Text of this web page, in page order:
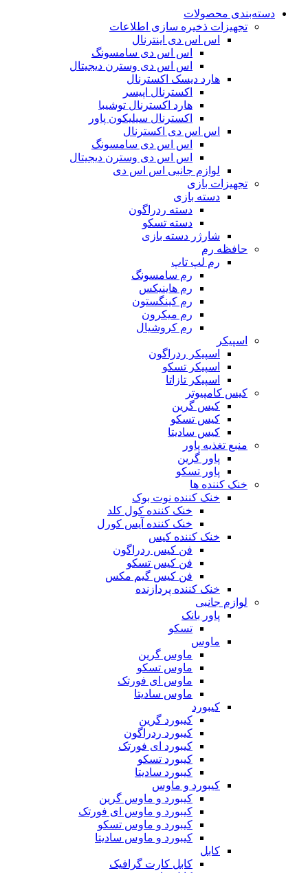
دسته‌بندی محصولات
تجهیزات ذخیره سازی اطلاعات
اس اس دی اینترنال
اس اس دی سامسونگ
اس اس دی وسترن دیجیتال
هارد دیسک اکسترنال
اکسترنال اپیسر
هارد اکسترنال توشیبا
اکسترنال سیلیکون پاور
اس اس دی اکسترنال
اس اس دی سامسونگ
اس اس دی وسترن دیجیتال
لوازم جانبی اس اس دی
تجهیزات بازی
دسته بازی
دسته ردراگون
دسته تسکو
شارژر دسته بازی
حافظه رم
رم لپ تاپ
رم سامسونگ
رم هاینیکس
رم کینگستون
رم میکرون
رم کروشیال
اسپیکر
اسپیکر ردراگون
اسپیکر تسکو
اسپیکر تازاتا
کیس کامپیوتر
کیس گرین
کیس تسکو
کیس سادیتا
منبع تغذیه‌ پاور
پاور گرین
پاور تسکو
خنک کننده ها
خنک کننده نوت بوک
خنک کننده کول کلد
خنک کننده آیس کورل
خنک کننده کیس
فن کیس ردراگون
فن کیس تسکو
فن کیس گیم مکس
خنک کننده پردازنده
لوازم جانبی
پاور بانک
تسکو
ماوس
ماوس گرین
ماوس تسکو
ماوس ای فورتک
ماوس سادیتا
کیبورد
کیبورد گرین
کیبورد ردراگون
کیبورد ای فورتک
کیبورد تسکو
کیبورد سادیتا
کیبورد و ماوس
کیبورد و ماوس گرین
کیبورد و ماوس ای فورتک
کیبورد و ماوس تسکو
کیبورد و ماوس سادیتا
کابل
کابل کارت گرافیک